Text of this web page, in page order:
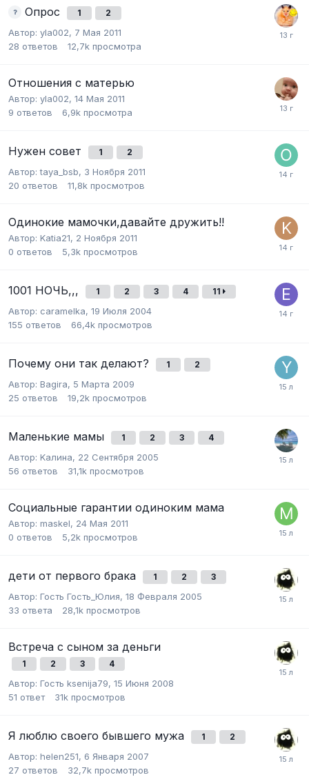
Опрос 1 2
Автор: yla002, 7 Мая 2011
28 ответов 12,7k просмотра
Отношения с матерью
Автор: yla002, 14 Мая 2011
9 ответов 6,9k просмотра
Нужен совет 1 2
Автор:taya_bsb, 3 Ноября 2011
20 ответов 11,8k просмотров
Одинокие мамочки,давайте дружить!!
Автор: Katia21, 2 Ноября 2011
0 ответов 5,3k просмотров
1001 НОЧЬ,,, 1 2 3 4 11
Автор: caramelka, 19 Июля 2004
155 ответов 66,4k просмотров
Почему они так делают? 1 2
Автор: Bagira, 5 Марта 2009
25 ответов 19,2k просмотров
Маленькие мамы 1 2 3 4
Автор: Kалина, 22 Сентября 2005
56 ответов 31,1k просмотров
Социальные гарантии одиноким мама
Автор: maskel, 24 Мая 2011
0 ответов 5,2k просмотров
дети от первого брака 1 2 3
Автор: Гость Гость_Юлия, 18 Февраля 2005
33 ответа 28,1k просмотров
Встреча с сыном за деньги
1 2 3 4
Автор: Гость ksenija79, 15 Июня 2008
51 ответ 31k просмотров
Я люблю своего бывшего мужа 1 2
Автор: helen251, 6 Января 2007
27 ответов 32,7k просмотров